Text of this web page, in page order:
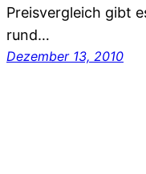
Preisvergleich gibt
rund…
Dezember 13, 2010